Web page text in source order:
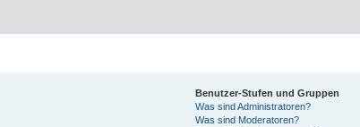
Benutzer-Stufen und Gruppen
Was sind Administratoren?
Was sind Moderatoren?